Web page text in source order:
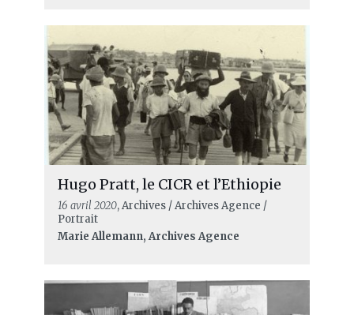
Hugo Pratt, le CICR et l’Ethiopie
16 avril 2020, Archives / Archives Agence /
Portrait
Marie Allemann, Archives Agence